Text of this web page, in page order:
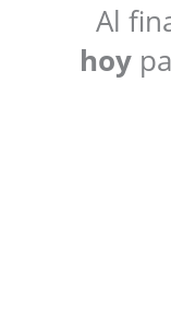
Al
hoy